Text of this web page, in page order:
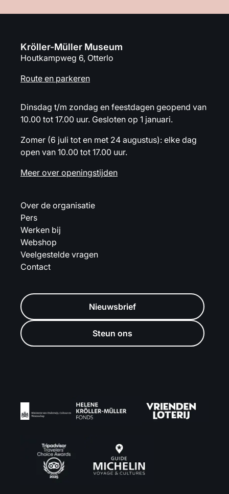
Kröller-Müller Museum
Houtkampweg 6, Otterlo
Route en parkeren
Dinsdag t/m zondag en feestdagen geopend van
10.00 tot 17.00 uur. Gesloten op 1 januari.
Zomer (6 juli tot en met 24 augustus): elke dag
open van 10.00 tot 17.00 uur.
Meer over openingstijden
Over de organisatie
Pers
Werken bij
Webshop
Veelgestelde vragen
Contact
Nieuwsbrief
Steun ons